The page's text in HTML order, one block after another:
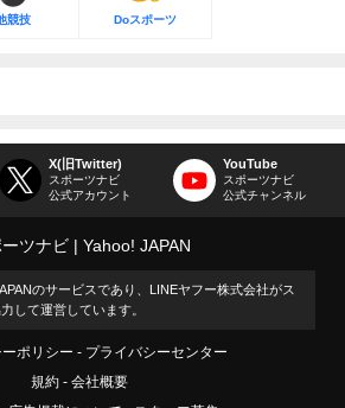
競技 Doスポーツ
X(旧Twitter)
スポーツナビ
公式アカウント
YouTube
スポーツナビ
公式チャンネル
ーツナビ Yahoo! JAPAN
のサービスであり、LINEヤフー株式会社がス
して運営しています。
ポリシー
プライバシーセンター
規約
会社概要